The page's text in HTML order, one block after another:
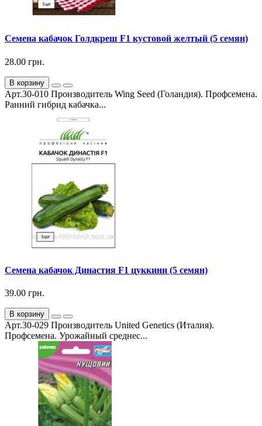
Семена кабачок Голдкреш F1 кустовой желтый (5 семян)
28.00 грн.
В корзину
Арт.30-010 Производитель Wing Seed (Голандия). Профсемена.
Ранний гибрид кабачка...
Семена кабачок Династия F1 цуккини (5 семян)
39.00 грн.
В корзину
Арт.30-029 Производитель United Genetics (Италия).
Профсемена. Урожайный среднес...